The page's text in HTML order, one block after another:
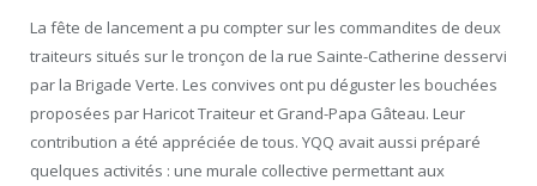
La fête de lancement a pu compter sur les commandites de deux
traiteurs situés sur le tronçon de la rue Sainte-Catherine desservi
par la Brigade Verte. Les convives ont pu déguster les bouchées
proposées par Haricot Traiteur et Grand-Papa Gâteau. Leur
contribution a été appréciée de tous. YQQ avait aussi préparé
quelques activités : une murale collective permettant aux